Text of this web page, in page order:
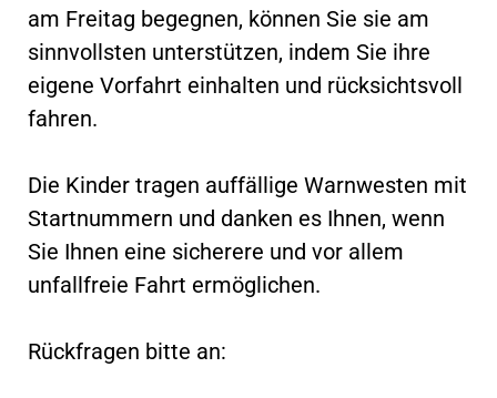
am Freitag begegnen, können Sie sie am
sinnvollsten unterstützen, indem Sie ihre
eigene Vorfahrt einhalten und rücksichtsvoll
fahren.
Die Kinder tragen auffällige Warnwesten mit
Startnummern und danken es Ihnen, wenn
Sie Ihnen eine sicherere und vor allem
unfallfreie Fahrt ermöglichen.
Rückfragen bitte an: